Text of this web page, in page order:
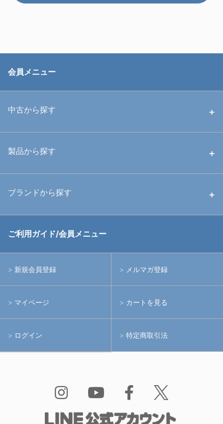
会員メニュー
中古から探す
中古ハウジング
中古アームシステム
製品から探す
ハウジング
ライト
アームシステム
アクションカメラ(GoPro等)
水中用品
ブランドから探す
RGBlue
イノン
ご利用ガイド/会員メニュー
新規会員登録 メルマガ登録
マイページ カートを見る
ログイン 特定商取引法